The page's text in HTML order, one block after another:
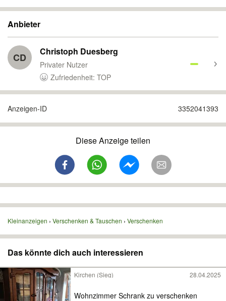
Anbieter
CD Christoph Duesberg
Privater Nutzer
Zufriedenheit: TOP
Anzeigen-ID 3352041393
Diese Anzeige teilen
Kleinanzeigen Verschenken & Tauschen Verschenken
Das könnte dich auch interessieren
Kirchen (Sieg) 28.04.2025
Wohnzimmer Schrank zu verschenken